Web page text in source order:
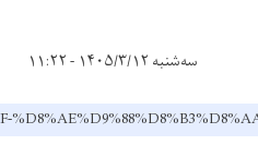
سه‌شنبه ۱۴۰۵/۳/۱۲ - ۱۱:۲۲